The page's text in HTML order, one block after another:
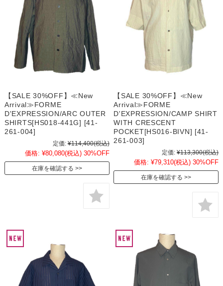
【SALE 30%OFF】≪New
Arrival≫FORME
D'EXPRESSION/ARC OUTER
SHIRTS[HS018-441G] [41-
261-004]
定価: ¥114,400(税込)
価格: ¥80,080(税込) 30%OFF
在庫を確認する
【SALE 30%OFF】≪New
Arrival≫FORME
D'EXPRESSION/CAMP SHIRT
WITH CRESCENT
POCKET[HS016-BIVN] [41-
261-003]
定価: ¥113,300(税込)
価格: ¥79,310(税込) 30%OFF
在庫を確認する